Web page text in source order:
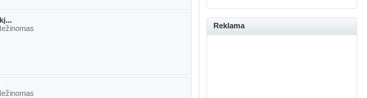
Reklama